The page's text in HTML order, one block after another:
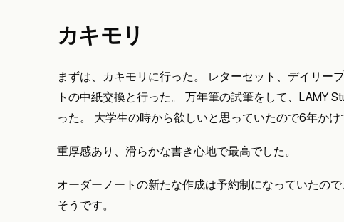
カキモリ
まずは、カキモリに行った。 レターセット、デイリー
トの中紙交換と行った。 万年筆の試筆をして、LAMY
った。 大学生の時から欲しいと思っていたので6年かけ
重厚感あり、滑らかな書き心地で最高でした。
オーダーノートの新たな作成は予約制になっていたの
そうです。